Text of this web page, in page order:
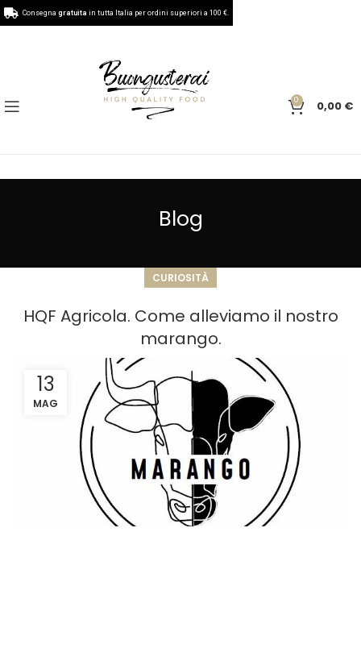
0 0,00 €
Blog
CURIOSITÀ
HQF Agricola. Come alleviamo il nostro
marango.
13
MAG
Consegna gratuita in tutta Italia per ordini superiori a 100 €.